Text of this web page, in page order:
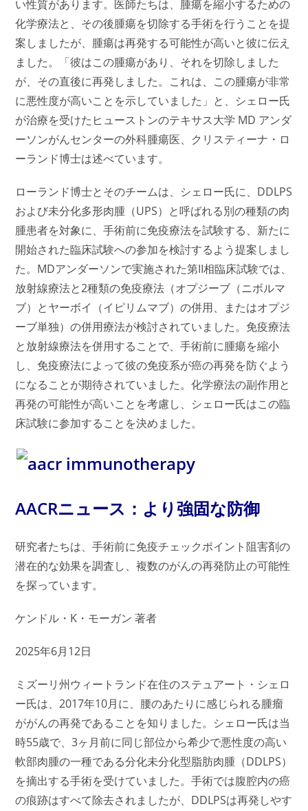
い性質があります。医師たちは、腫瘍を縮小するための
化学療法と、その後腫瘍を切除する手術を行うことを提
案しましたが、腫瘍は再発する可能性が高いと彼に伝え
ました。「彼はこの腫瘍があり、それを切除しました
が、その直後に再発しました。これは、この腫瘍が非常
に悪性度が高いことを示していました」と、シェロー氏
が治療を受けたヒューストンのテキサス大学 MD アンダ
ーソンがんセンターの外科腫瘍医、クリスティーナ・ロ
ーランド博士は述べています。
ローランド博士とそのチームは、シェロー氏に、DDLPS
および未分化多形肉腫（UPS）と呼ばれる別の種類の肉
腫患者を対象に、手術前に免疫療法を試験する、新たに
開始された臨床試験への参加を検討するよう提案しまし
た。MDアンダーソンで実施された第II相臨床試験では、
放射線療法と2種類の免疫療法（オプジーブ（ニボルマ
ブ）とヤーボイ（イピリムマブ）の併用、またはオプジ
ーブ単独）の併用療法が検討されていました。免疫療法
と放射線療法を併用することで、手術前に腫瘍を縮小
し、免疫療法によって彼の免疫系が癌の再発を防ぐよう
になることが期待されていました。化学療法の副作用と
再発の可能性が高いことを考慮し、シェロー氏はこの臨
床試験に参加することを決めました。
AACRニュース：より強固な防御
研究者たちは、手術前に免疫チェックポイント阻害剤の
潜在的な効果を調査し、複数のがんの再発防止の可能性
を探っています。
ケンドル・K・モーガン 著者
2025年6月12日
ミズーリ州ウィートランド在住のステュアート・シェロ
ー氏は、2017年10月に、腰のあたりに感じられる腫瘤
ががんの再発であることを知りました。シェロー氏は当
時55歳で、3ヶ月前に同じ部位から希少で悪性度の高い
軟部肉腫の一種である分化未分化型脂肪肉腫（DDLPS）
を摘出する手術を受けていました。手術では腹腔内の癌
の痕跡はすべて除去されましたが、DDLPSは再発しやす